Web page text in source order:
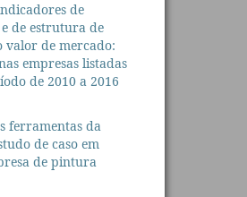
de
de estrutura de
valor de mercado:
empresas listadas
de 2010 a 2016
ferramentas da
de caso em
de pintura